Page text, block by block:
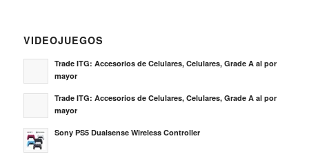
VIDEOJUEGOS
Trade ITG: Accesorios de Celulares, Celulares, Grade A al por
mayor
Trade ITG: Accesorios de Celulares, Celulares, Grade A al por
mayor
Sony PS5 Dualsense Wireless Controller